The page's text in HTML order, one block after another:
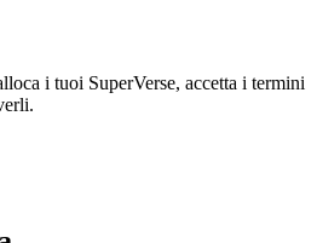
i tuoi SuperVerse, accetta i termini